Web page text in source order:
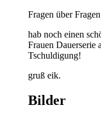
Fragen über Fragen
hab noch einen
Frauen Dauerserie
Tschuldigung!
gruß eik.
Bilder